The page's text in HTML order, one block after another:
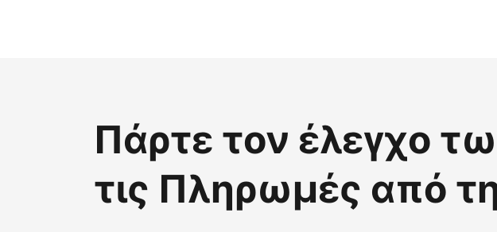
Πάρτε τον έλεγχο
τις Πληρωμές από